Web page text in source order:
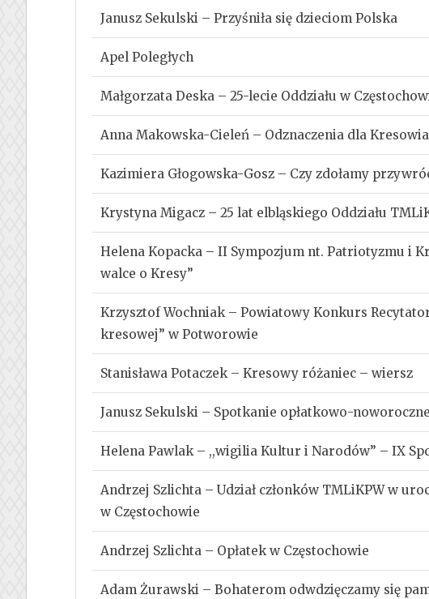
Janusz Sekulski – Przyśniła się dzieciom Polska
Apel Poległych
Małgorzata Deska – 25-lecie Oddziału w
Anna Makowska-Cieleń – Odznaczenia dla
Kazimiera Głogowska-Gosz – Czy zdołamy
Krystyna Migacz – 25 lat elbląskiego Oddziału
Helena Kopacka – II Sympozjum nt. Patriotyzmu i
walce o Kresy”
Krzysztof Wochniak – Powiatowy Konkurs
kresowej” w Potworowie
Stanisława Potaczek – Kresowy różaniec – wiersz
Janusz Sekulski – Spotkanie opłatkowo-noworoczne
Helena Pawlak – ,,wigilia Kultur i Narodów” – IX
Andrzej Szlichta – Udział członków TMLiKPW w
w Częstochowie
Andrzej Szlichta – Opłatek w Częstochowie
Adam Żurawski – Bohaterom odwdzięczamy się